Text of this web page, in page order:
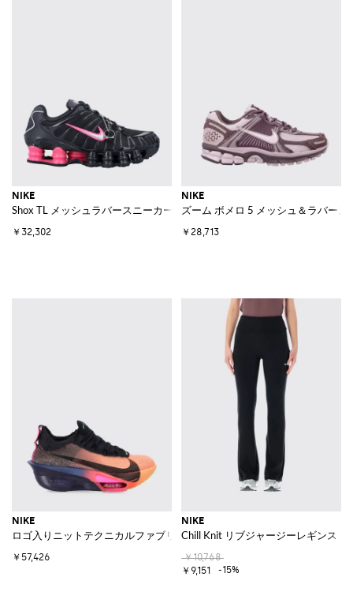
NIKE
Shox TL メッシュラバースニーカー
￥32,302
NIKE
ズーム ボメロ 5 メッシュ＆ラバース
￥28,713
NIKE
ロゴ入りニットテクニカルファブリック製 Alphafly 3 Glam ランニングス
￥57,426
NIKE
Chill Knit リブジャージーレギンス
￥10,768
￥9,151
-15%